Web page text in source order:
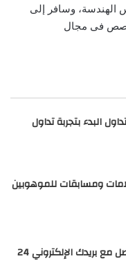
الهندسة، وسافر إلى
تخصص فى مجال
البدء بتجربة تداول
ومسابقات للموهوبين
جهاز يمكنك من التواصل مع بريدك الإلكتروني 24